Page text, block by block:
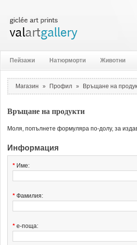
Пейзажи Натюрморти Животни
Магазин » Профил » Връщане на
Връщане на продукти
Моля, попълнете формуляра по-долу, за
Информация
* Име:
* Фамилия:
* е-поща: